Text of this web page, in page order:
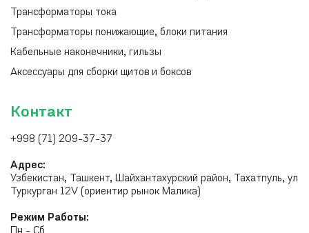
Трансформаторы тока
Трансформаторы понижающие, блоки питания
Кабельные наконечники, гильзы
Аксессуары для сборки щитов и боксов
Контакт
+998 (71) 209-37-37
Адрес:
Узбекистан, Ташкент, Шайхантахурский район, Тахатпуль, ул
Туркурган 12V (ориентир рынок Малика)
Режим Работы: